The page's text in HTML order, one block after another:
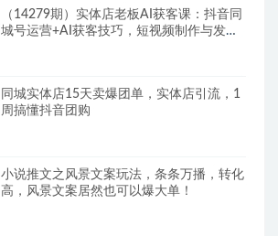
（14279期）实体店老板AI获客课：抖音同
城号运营+AI获客技巧，短视频制作与发布
同城实体店15天卖爆团单，实体店引流，1
周搞懂抖音团购
小说推文之风景文案玩法，条条万播，转化
高，风景文案居然也可以爆大单！